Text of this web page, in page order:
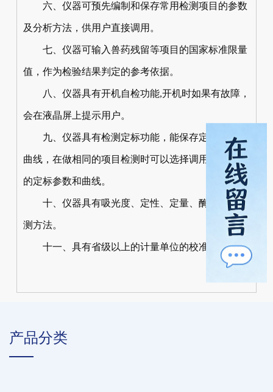
六、仪器可预先编制和保存常用检测项目的参数
及分析方法，供用户直接调用。
七、仪器可输入兽药残留等项目的国家标准限量
值，作为检验结果判定的参考依据。
八、仪器具有开机自检功能,开机时如果有故障，
会在液晶屏上提示用户。
九、仪器具有检测定标功能，能保存定标参数和
曲线，在做相同的项目检测时可以选择调用已经保存
的定标参数和曲线。
十、仪器具有吸光度、定性、定量、酶抑制率检
测方法。
十一、具有省级以上的计量单位的校准报告。
产品分类